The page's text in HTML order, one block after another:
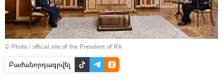
© Photo / official site of the President of RA
Բաժանորդագրվել